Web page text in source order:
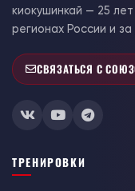
киокушинкай — 25
регионах России и
СВЯЗАТЬСЯ С
ТРЕНИРОВКИ